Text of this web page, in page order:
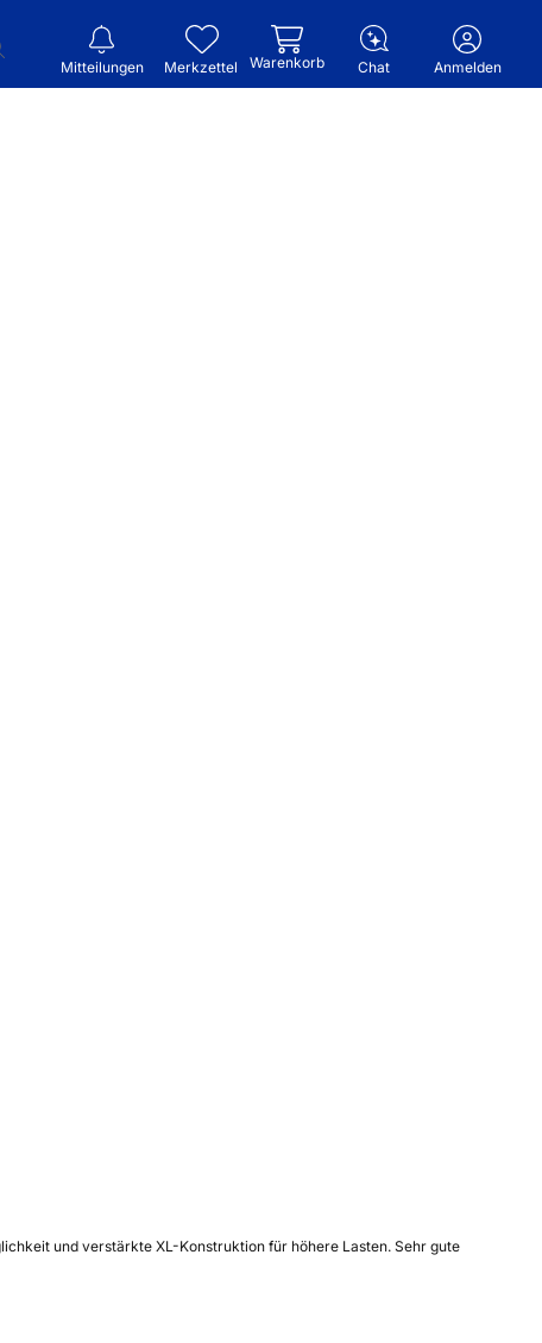
Mitteilungen Merkzettel Warenkorb Chat Anmelden
und verstärkte XL-Konstruktion für höhere Lasten. Sehr gute